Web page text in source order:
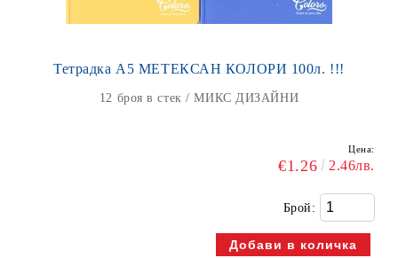
Тетрадка А5 МЕТЕКСАН КОЛОРИ 100л. !!!
12 броя в стек / МИКС ДИЗАЙНИ
Цена:
€1.26 2.46лв.
Брой: